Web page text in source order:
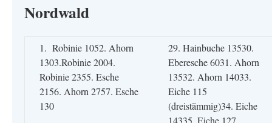
Nordwald
1. Robinie 1052. Ahorn
1303.Robinie 2004.
Robinie 2355. Esche
2156. Ahorn 2757. Esche
130
29. Hainbuche 13530.
Eberesche 6031. Ahorn
13532. Ahorn 14033.
Eiche 115
(dreistämmig)34. Eiche
14335. Eiche 127